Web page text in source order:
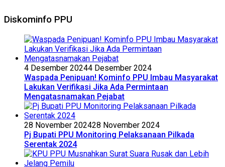
Diskominfo PPU
4 Desember 20244 Desember 2024
Waspada Penipuan! Kominfo PPU Imbau Masyarakat
Lakukan Verifikasi Jika Ada Permintaan
Mengatasnamakan Pejabat
28 November 202428 November 2024
Pj Bupati PPU Monitoring Pelaksanaan Pilkada
Serentak 2024